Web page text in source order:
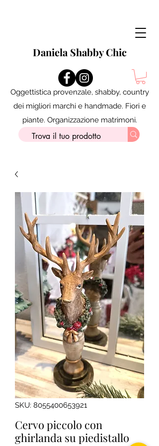
Daniela Shabby Chic
Oggettistica provenzale, shabby, country
dei migliori marchi e handmade. Fiori e
piante. Organizzazione matrimoni.
SKU: 8055400653921
Cervo piccolo con
ghirlanda su piedistallo